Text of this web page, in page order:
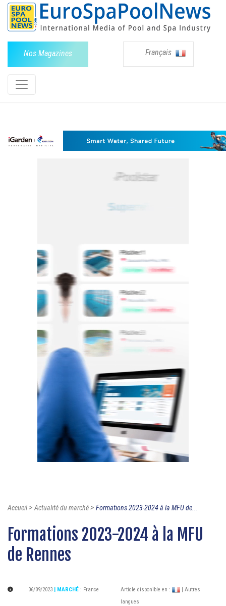
Nos Magazines Français
Accueil>Actualité du marché> Formations 2023-2024 à la MFU de...
Formations 2023-2024 à la MFU
de Rennes
06/09/2023 | MARCHÉ : France Article disponible en :
| Autres
langues